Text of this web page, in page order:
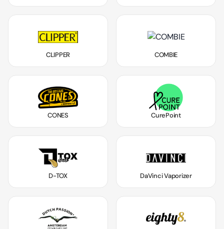
CLIPPER COMBIE
CONES CurePoint
D-TOX DaVinci Vaporizer